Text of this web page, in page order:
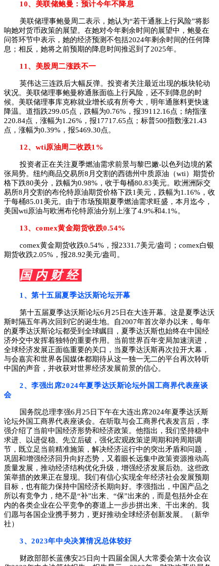
10、美联储鲍曼：预计今年不降息
美联储理事鲍曼周二表示，她认为“若干通胀上行风险”将影
响她对货币政策的展望。在她对今年剩余时间的展望中，鲍曼在
问答环节中表示，她的经济预测不包括2024年剩余时间的任何降
息；相反，她将之前预期的降息时间推迟到了2025年。
11、美股周二涨跌不一
英伟达三连跌后大幅反弹。投资者关注最近出现的板块轮动
状况。美联储理事鲍曼称通胀面临上行风险，还不到降息的时
候。美联储理事库克称就业增长或有所夸大，明年通胀料更快速
降温。道指跌299.05点，跌幅为0.76%，报39112.16点；纳指涨
220.84点，涨幅为1.26%，报17717.65点；标普500指数涨21.43
点，涨幅为0.39%，报5469.30点。
12、wti原油周二收跌1%
投资者正在关注夏季燃油需求前景与黎巴嫩-以色列边境的紧
张局势。纽约商品交易所8月交割的西德州中质原油（wti）期货价
格下跌80美分，跌幅为0.98%，收于每桶80.83美元。欧洲洲际交
易所8月交割的布伦特原油期货价格下跌1美元，跌幅为1.16%，收
于每桶85.01美元。由于市场预期夏季燃油需求旺盛，本月迄今，
美国wti原油与欧洲布伦特原油分别上涨了4.9%和4.1%。
13、 comex黄金期货收跌0.54%
comex黄金期货收跌0.54%，报2331.7美元/盎司；comex白银
期货收跌2.05%，报28.92美元/盎司。
国 内 财 经
1、第十五届夏季达沃斯论坛开幕
第十五届夏季达沃斯论坛6月25日在大连开幕。这是夏季达沃
斯时隔五年再次回到它的诞生地。自2007年首次举办以来，每年
的夏季达沃斯论坛都受到全球瞩目，夏季达沃斯也始终在中国经
济外交中发挥着独特的重要作用。当前世界百年变局加速演进，
全球经济发展正面临重要的关口，当夏季达沃斯再次拉开大幕，
与会嘉宾和世界各国媒体都期待从这一独一无二的平台再次聆听
中国的声音，并收获对世界经济发展前景的信心。
2、李强出席2024年夏季达沃斯论坛外国工商界代表座谈
会
国务院总理李强6月25日下午在大连出席2024年夏季达沃斯
论坛外国工商界代表座谈会。在听取与会工商界代表发言后，李
强介绍了当前中国经济形势和经济政策。他指出，我们坚持稳中
求进、以进促稳、先立后破，强化宏观政策逆周期和跨周期调
节，既立足当前精准施策，解决经济运行中的突出矛盾和问题，
巩固和增强经济回升向好态势，又着眼长远集中政策资源推动高
质量发展，推动经济结构优化升级，增强经济发展后劲。这些政
策举措的效果正在显现。我们有信心实现全年经济社会发展预期
目标，也有能力保持中国经济长期向好。李强指出，中国产品之
所以有竞争力，绝不是“补”出来、“保”出来的，而是包括外企在
内的各类企业在公平竞争的赛道上一步步拼出来、干出来的。我
们愿与各国企业携手努力，更好推动全球经济创新发展。（新华
社）
3、2023年中央决算情况总体较好
财政部部长蓝佛安25日向十四届全国人大常委会第十次会议